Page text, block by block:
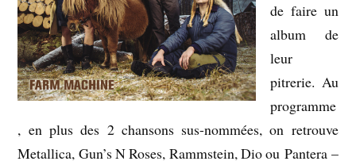
de faire un
album de
leur
pitrerie. Au
programme
, en plus des 2 chansons sus-nommées, on retrouve
Metallica, Gun’s N Roses, Rammstein, Dio ou Pantera –